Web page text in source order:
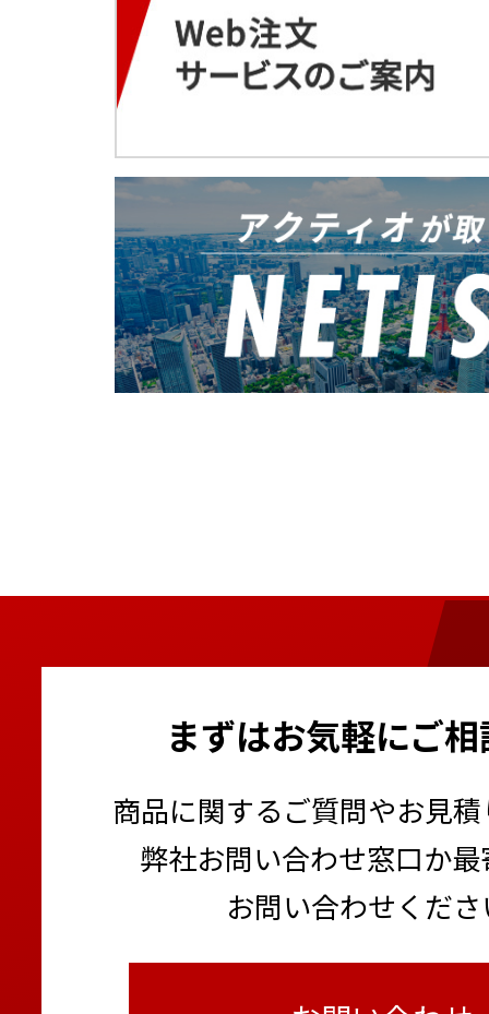
まずはお気軽にご
商品に関するご質問やお見
弊社お問い合わせ窓口か
お問い合わせくだ